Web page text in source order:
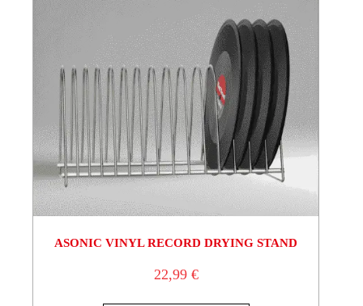
ASONIC VINYL RECORD DRYING STAND
22,99 €